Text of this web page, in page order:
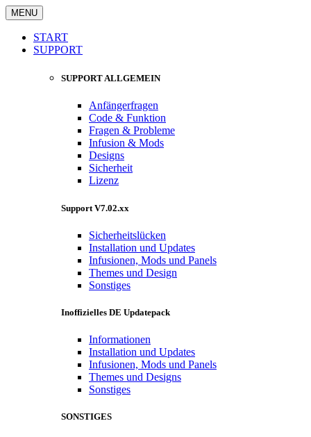
MENU
START
SUPPORT
SUPPORT ALLGEMEIN
Anfängerfragen
Code & Funktion
Fragen & Probleme
Infusion & Mods
Designs
Sicherheit
Lizenz
Support V7.02.xx
Sicherheitslücken
Installation und Updates
Infusionen, Mods und Panels
Themes und Design
Sonstiges
Inoffizielles DE Updatepack
Informationen
Installation und Updates
Infusionen, Mods und Panels
Themes und Designs
Sonstiges
SONSTIGES